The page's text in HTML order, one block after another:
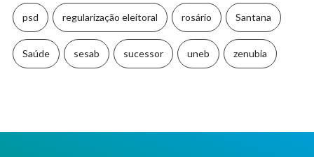
psd regularização eleitoral rosário Santana
Saúde sesab sucessor uneb zenubia